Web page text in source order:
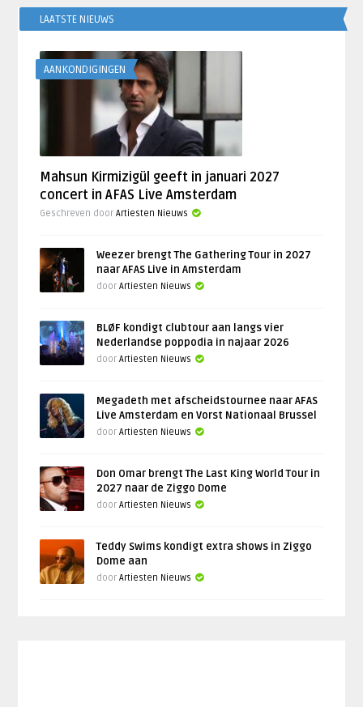
LAATSTE NIEUWS
AANKONDIGINGEN
Mahsun Kirmizigül geeft in januari 2027
concert in AFAS Live Amsterdam
Geschreven doorArtiesten Nieuws
Weezer brengt The Gathering Tour in 2027
naar AFAS Live in Amsterdam
doorArtiesten Nieuws
BLØF kondigt clubtour aan langs vier
Nederlandse poppodia in najaar 2026
doorArtiesten Nieuws
Megadeth met afscheidstournee naar AFAS
Live Amsterdam en Vorst Nationaal Brussel
doorArtiesten Nieuws
Don Omar brengt The Last King World Tour in
2027 naar de Ziggo Dome
doorArtiesten Nieuws
Teddy Swims kondigt extra shows in Ziggo
Dome aan
doorArtiesten Nieuws